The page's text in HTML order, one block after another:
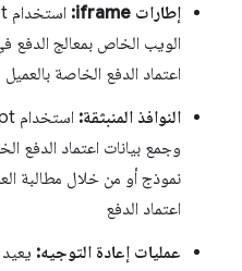
إطارات iframe:
اعتماد الدفع الخاصة
النوافذ المنبثقة:
وجمع بيانات اعتماد الدفع
نموذج أو من خلال مطالبة
اعتماد الدفع
عمليات إعادة التوجيه: